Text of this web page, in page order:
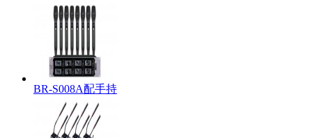
BR-S008A配手持